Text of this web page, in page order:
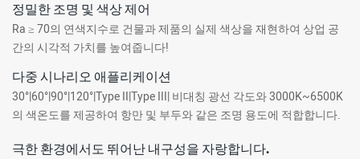
정밀한 조명 및 색상 제어
Ra ≥ 70의 연색지수로 건물과 제품의 실제 색상을 재현하여 상업 공
간의 시각적 가치를 높여줍니다!
다중 시나리오 애플리케이션
30°|60°|90°|120°|Type II|Type III| 비대칭 광선 각도와 3000K~6500K
의 색온도를 제공하여 항만 및 부두와 같은 조명 용도에 적합합니다.
극한 환경에서도 뛰어난 내구성을 자랑합니다.